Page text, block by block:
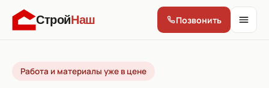
СтройНаш Позвонить
Работа и материалы уже в цене